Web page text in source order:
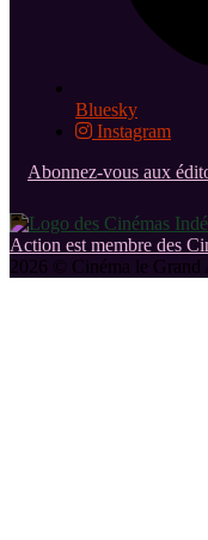
Bluesky
Instagram
Abonnez-vous aux
Action est membre des
2026 © Cinéma le Grand